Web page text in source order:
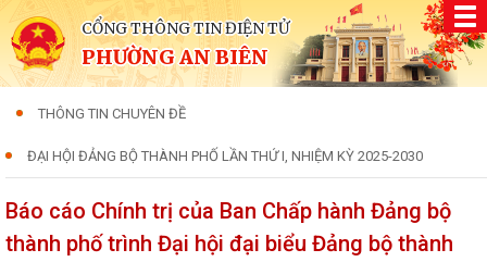
CỔNG THÔNG TIN ĐIỆN TỬ
PHƯỜNG AN BIÊN
THÔNG TIN CHUYÊN ĐỀ
ĐẠI HỘI ĐẢNG BỘ THÀNH PHỐ LẦN THỨ I, NHIỆM KỲ 2025-2030
Báo cáo Chính trị của Ban Chấp hành Đảng bộ
thành phố trình Đại hội đại biểu Đảng bộ thành